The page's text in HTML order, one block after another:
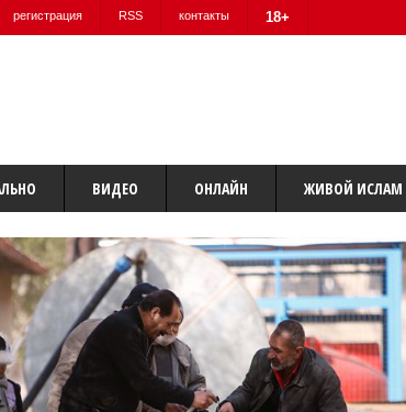
регистрация RSS контакты 18+
ВИДЕО ОНЛАЙН ЖИВОЙ ИСЛАМ